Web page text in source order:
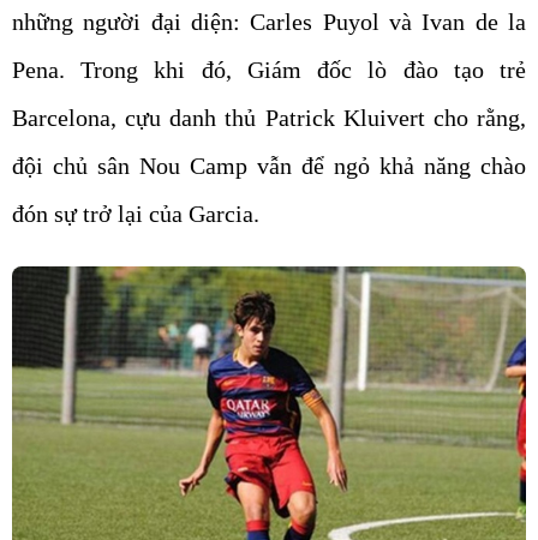
những người đại diện: Carles Puyol và Ivan de la
Pena. Trong khi đó, Giám đốc lò đào tạo trẻ
Barcelona, cựu danh thủ Patrick Kluivert cho rằng,
đội chủ sân Nou Camp vẫn để ngỏ khả năng chào
đón sự trở lại của Garcia.